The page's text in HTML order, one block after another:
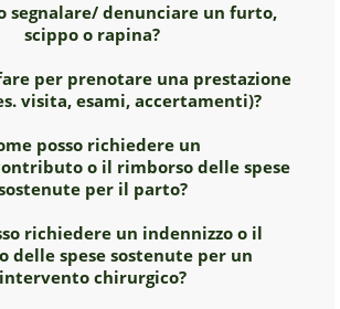
segnalare/ denunciare un furto,
scippo o rapina?
per prenotare una prestazione
visita, esami, accertamenti)?
posso richiedere un
o il rimborso delle spese
per il parto?
richiedere un indennizzo o il
delle spese sostenute per un
intervento chirurgico?